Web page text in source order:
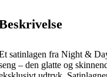
satinlagen fra Night &
– den glatte og